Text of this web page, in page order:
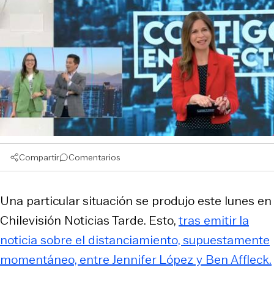
Compartir Comentarios
Una particular situación se produjo este lunes en
Chilevisión Noticias Tarde. Esto,tras emitir la
noticia sobre el distanciamiento, supuestamente
momentáneo, entre Jennifer López y Ben Affleck.